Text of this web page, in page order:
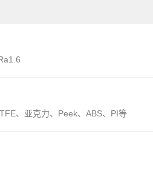
、亚克力、Peek、ABS、PI等